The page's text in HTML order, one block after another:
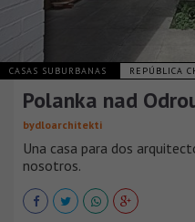
CASAS SUBURBANAS REPÚBLICA
Polanka nad
bydloarchitekti
Una casa para dos
nosotros.